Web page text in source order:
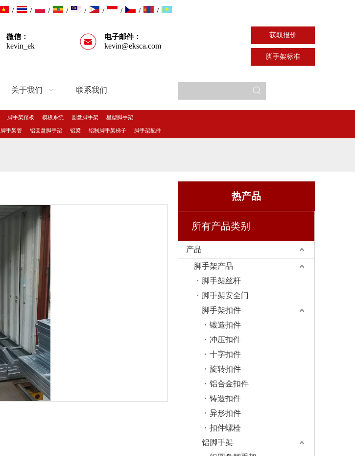
/ / / / / / / / /
微信：
kevin_ek
电子邮件：
kevin@eksca.com
获取报价
脚手架标准
关于我们 联系我们
脚手架踏板 模板系统 圆盘脚手架 星型脚手架
脚手架管 铝圆盘脚手架 铝梁 铝制脚手架梯子 脚手架配件
热产品
所有产品类别
产品
脚手架产品
脚手架丝杆
脚手架安全门
脚手架扣件
锻造扣件
冲压扣件
十字扣件
旋转扣件
铝合金扣件
铸造扣件
异形扣件
扣件螺栓
铝脚手架